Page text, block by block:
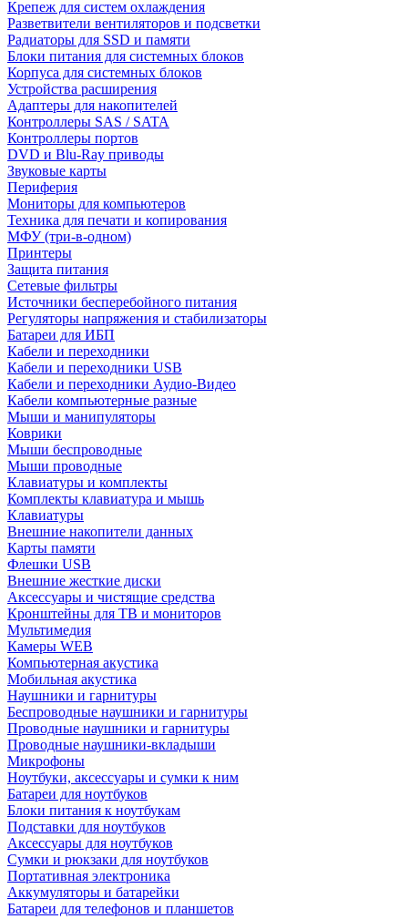
Крепеж для систем охлаждения
Разветвители вентиляторов и подсветки
Радиаторы для SSD и памяти
Блоки питания для системных блоков
Корпуса для системных блоков
Устройства расширения
Адаптеры для накопителей
Контроллеры SAS / SATA
Контроллеры портов
DVD и Blu-Ray приводы
Звуковые карты
Периферия
Мониторы для компьютеров
Техника для печати и копирования
МФУ (три-в-одном)
Принтеры
Защита питания
Сетевые фильтры
Источники бесперебойного питания
Регуляторы напряжения и стабилизаторы
Батареи для ИБП
Кабели и переходники
Кабели и переходники USB
Кабели и переходники Аудио-Видео
Кабели компьютерные разные
Мыши и манипуляторы
Коврики
Мыши беспроводные
Мыши проводные
Клавиатуры и комплекты
Комплекты клавиатура и мышь
Клавиатуры
Внешние накопители данных
Карты памяти
Флешки USB
Внешние жесткие диски
Аксессуары и чистящие средства
Кронштейны для ТВ и мониторов
Мультимедия
Камеры WEB
Компьютерная акустика
Мобильная акустика
Наушники и гарнитуры
Беспроводные наушники и гарнитуры
Проводные наушники и гарнитуры
Проводные наушники-вкладыши
Микрофоны
Ноутбуки, аксессуары и сумки к ним
Батареи для ноутбуков
Блоки питания к ноутбукам
Подставки для ноутбуков
Аксессуары для ноутбуков
Сумки и рюкзаки для ноутбуков
Портативная электроника
Аккумуляторы и батарейки
Батареи для телефонов и планшетов